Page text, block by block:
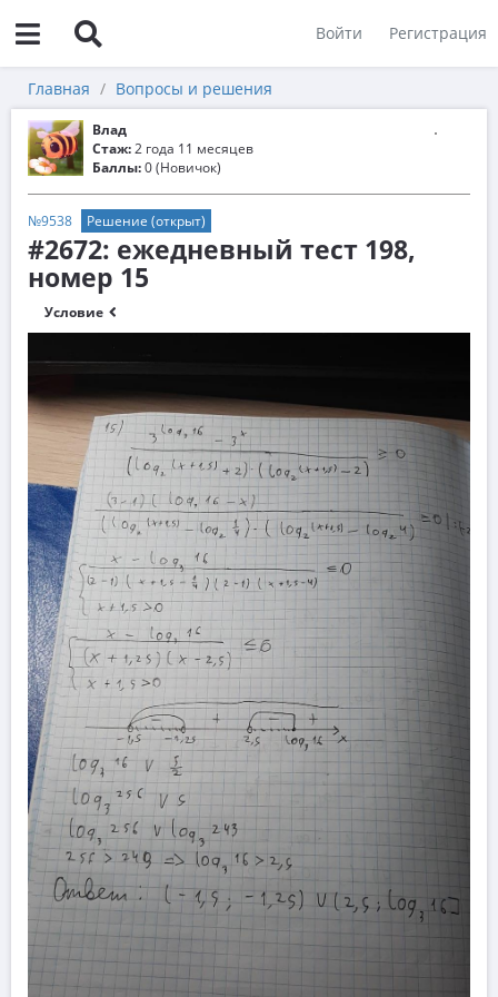
Войти Регистрация
Главная Вопросы и решения
Влад
Стаж:2 года 11 месяцев
Баллы:0 (Новичок)
№9538 Решение (открыт)
#2672: ежедневный тест 198,
номер 15
Условие